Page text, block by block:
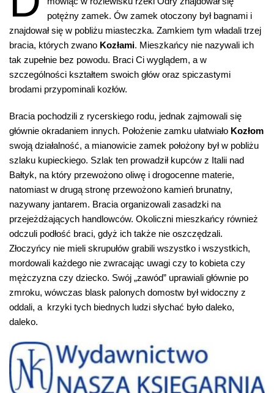
potężny zamek. Ów zamek otoczony był bagnami i
znajdował się w pobliżu miasteczka. Zamkiem tym władali trzej
bracia, których zwano Kozłami. Mieszkańcy nie nazywali ich
tak zupełnie bez powodu. Braci Ci wyglądem, a w
szczególności kształtem swoich głów oraz spiczastymi
brodami przypominali kozłów.
Bracia pochodzili z rycerskiego rodu, jednak zajmowali się
głównie okradaniem innych. Położenie zamku ułatwiało Kozłom
swoją działalność, a mianowicie zamek położony był w pobliżu
szlaku kupieckiego. Szlak ten prowadził kupców z Italii nad
Bałtyk, na który przewożono oliwę i drogocenne materie,
natomiast w drugą stronę przewożono kamień brunatny,
nazywany jantarem. Bracia organizowali zasadzki na
przejeżdżających handlowców. Okoliczni mieszkańcy również
odczuli podłość braci, gdyż ich także nie oszczędzali.
Złoczyńcy nie mieli skrupułów grabili wszystko i wszystkich,
mordowali każdego nie zwracając uwagi czy to kobieta czy
mężczyzna czy dziecko. Swój „zawód” uprawiali głównie po
zmroku, wówczas blask palonych domostw był widoczny z
oddali, a krzyki tych biednych ludzi słychać było daleko,
daleko.